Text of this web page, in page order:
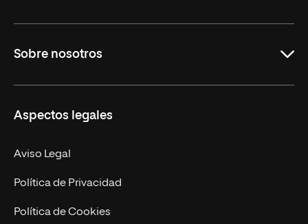
Másteres Oficiales
Doctorados
Experto Universitario
Postgrados
Cursos Universitarios
Sobre nosotros
Facultades
Nuestro Equipo
Trabaja en UNIR
Actualidad
Aspectos legales
Aviso Legal
Política de Privacidad
Política de Cookies